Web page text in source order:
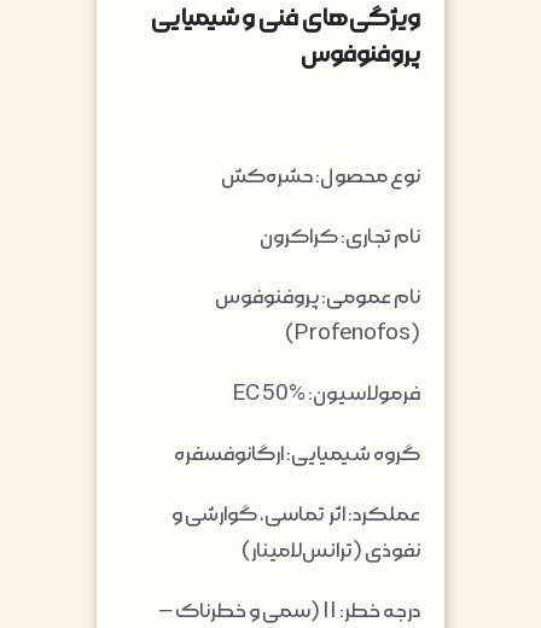
ویژگی‌های فنی و شیمیایی
پروفنوفوس
نوع محصول: حشره‌کش
نام تجاری: کراکرون
نام عمومی: پروفنوفوس
(Profenofos)
فرمولاسیون: EC 50%
گروه شیمیایی: ارگانوفسفره
عملکرد: اثر تماسی، گوارشی و
نفوذی (ترانس‌لامینار)
درجه خطر: II (سمی و خطرناک –